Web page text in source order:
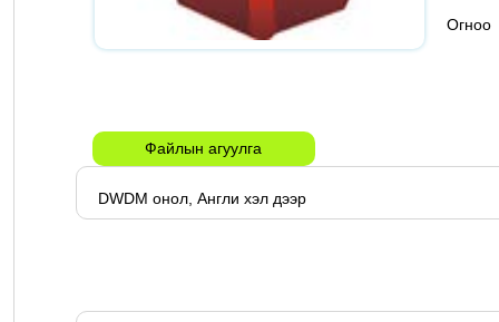
Файлын агуулга
DWDM онол, Англи хэл дээр